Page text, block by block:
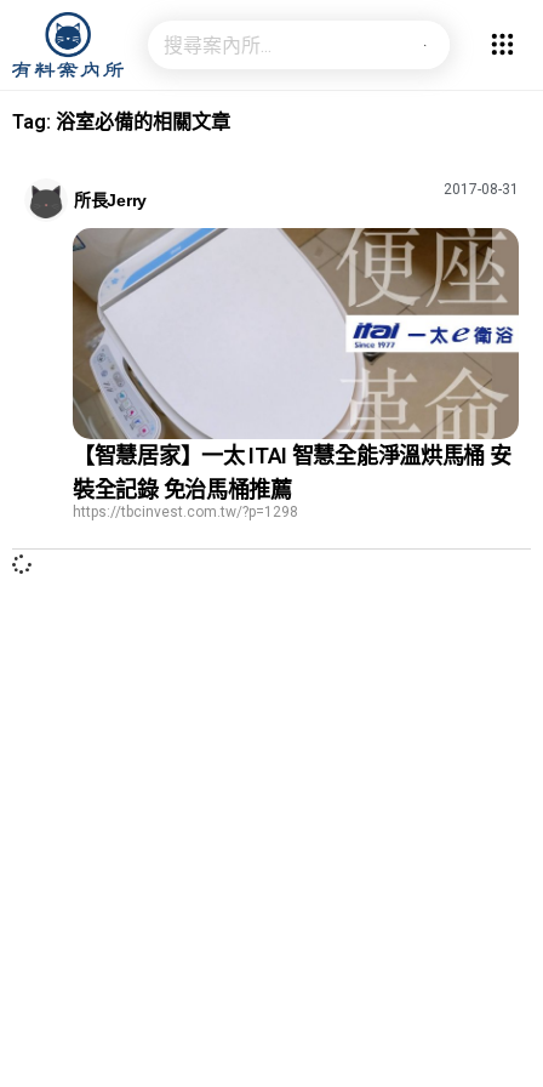
Tag: 浴室必備的相關文章
所長Jerry
2017-08-31
【智慧居家】一太 ITAI 智慧全能淨溫烘馬桶 安
裝全記錄 免治馬桶推薦
https://tbcinvest.com.tw/?p=1298